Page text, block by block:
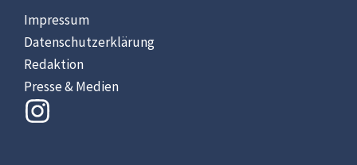
Impressum
Datenschutzerklärung
Redaktion
Presse & Medien